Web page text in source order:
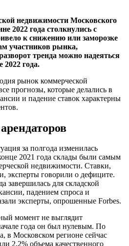
недвижимости Московского
2022 года столкнулись с
к снижению или заморозке
участников рынка,
тренда можно надеяться
2022 года.
рынок коммерческой
прогнозы, которые делались в
и падение ставок характерны
за полгода изменилась
2021 года склады были самым
недвижимости. Ставки,
эксперты говорили о дефиците.
завершилась для складской
падением спроса и
эксперты, опрошенные Forbes.
момент не выглядит
года он был нулевым. По
в Московском регионе сейчас
2,2% объема качественного